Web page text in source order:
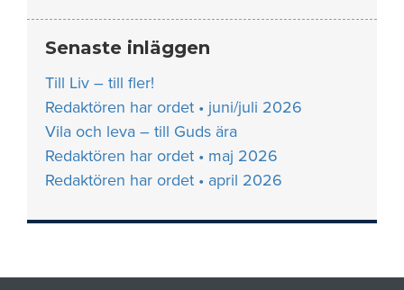
Senaste inläggen
Till Liv – till fler!
Redaktören har ordet • juni/juli 2026
Vila och leva – till Guds ära
Redaktören har ordet • maj 2026
Redaktören har ordet • april 2026